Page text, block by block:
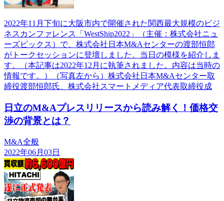
2022年11月下旬に大阪市内で開催された関西最大規模のビジ
ネスカンファレンス「WestShip2022」（主催：株式会社ニュ
ーズピックス）で、株式会社日本M&Aセンターの渡部恒郎
がトークセッションに登壇しました。当日の模様を紹介しま
す。（本記事は2022年12月に執筆されました。内容は当時の
情報です。）（写真左から）株式会社日本M&Aセンター取
締役渡部恒郎氏、株式会社スマートメディア代表取締役成
日立のM&Aプレスリリースから読み解く！価格交
渉の背景とは？
M&A全般
2022年06月03日